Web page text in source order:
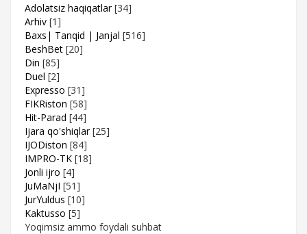
Adolatsiz haqiqatlar [34]
Arhiv [1]
Baxs| Tanqid | Janjal [516]
BeshBet [20]
Din [85]
Duel [2]
Expresso [31]
FIKRiston [58]
Hit-Parad [44]
Ijara qo'shiqlar [25]
IJODiston [84]
IMPRO-TK [18]
Jonli ijro [4]
JuMaNjI [51]
JurYuldus [10]
Kaktusso [5]
Yoqimsiz ammo foydali suhbat